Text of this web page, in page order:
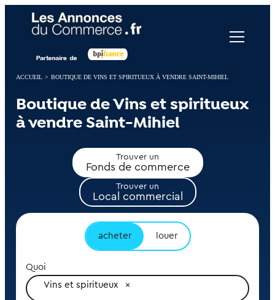
ACCUEIL > BOUTIQUE DE VINS ET SPIRITUEUX À VENDRE SAINT-MIHIEL
Boutique de Vins et spiritueux
à vendre Saint-Mihiel
Trouver un
Fonds de commerce
Trouver un
Local commercial
acheter louer
Quoi
Vins et spiritueux
Panneau de gestion des cookies